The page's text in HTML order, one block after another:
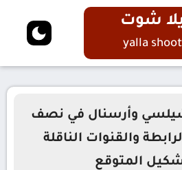
شوت
yalla shoot
وأرسنال في نصف
والقنوات الناقلة
المتوقع